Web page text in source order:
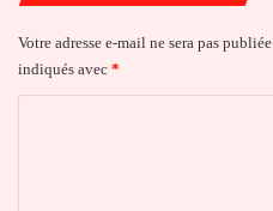
Votre adresse e-mail ne sera pas publiée.
indiqués avec *